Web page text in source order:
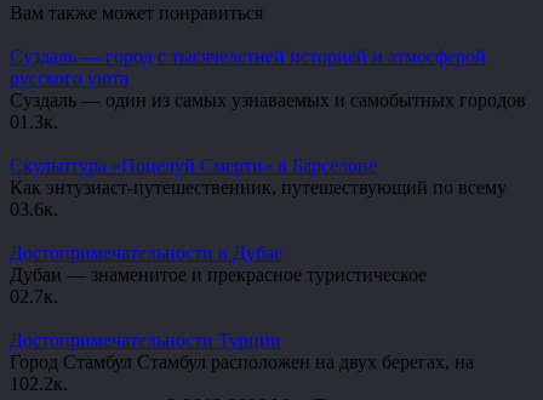
Вам также может понравиться
Суздаль — город с тысячелетней историей и атмосферой
русского уюта
Суздаль — один из самых узнаваемых и самобытных городов
01.3к.
Скульптура «Поцелуй Смерти» в Барселоне
Как энтузиаст-путешественник, путешествующий по всему
03.6к.
Достопримечательности в Дубае
Дубаи — знаменитое и прекрасное туристическое
02.7к.
Достопримечательности Турции
Город Стамбул Стамбул расположен на двух берегах, на
102.2к.